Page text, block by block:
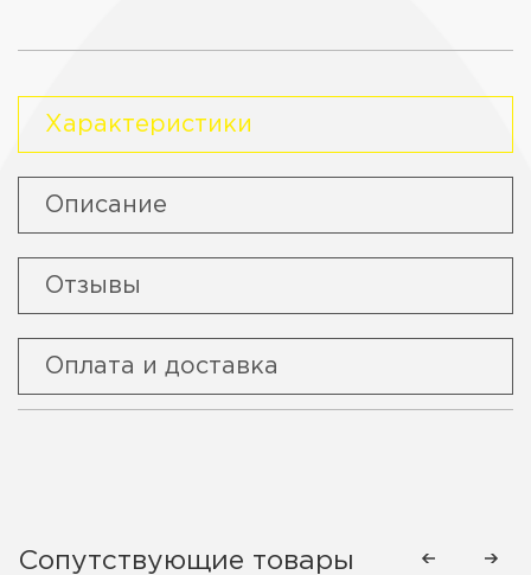
Характеристики
Описание
Отзывы
Оплата и доставка
Сопутствующие товары